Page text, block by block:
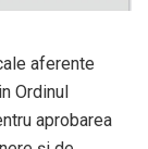
aferente
Ordinul
aprobarea